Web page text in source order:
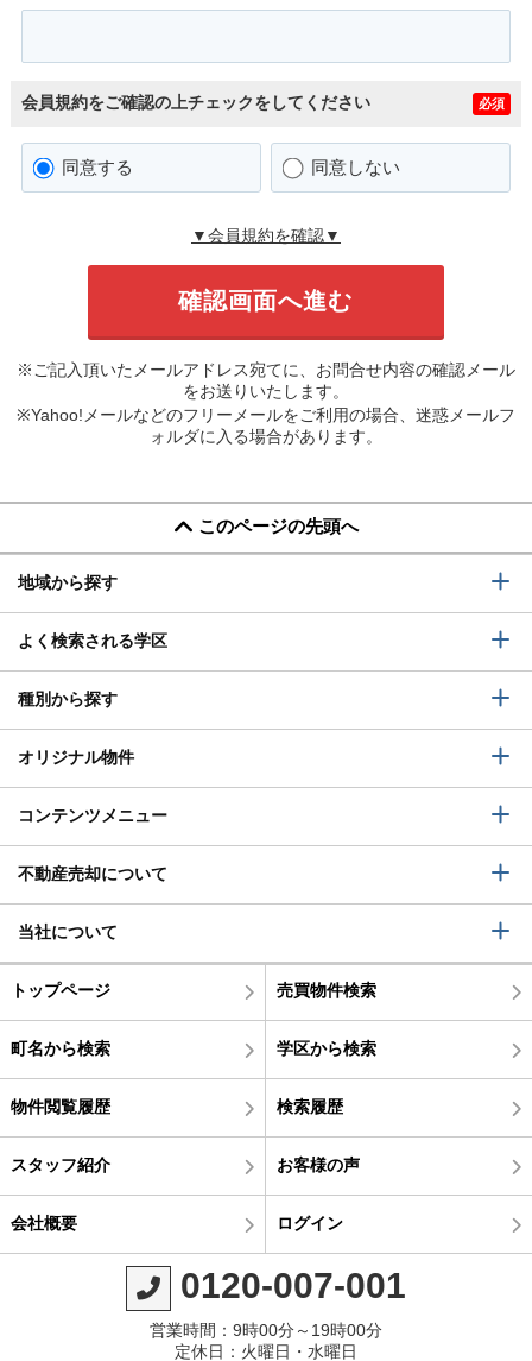
会員規約をご確認の上チェックをしてください 必須
同意する 同意しない
▼会員規約を確認▼
※ご記入頂いたメールアドレス宛てに、お問合せ内容の確認メール
をお送りいたします。
※Yahoo!メールなどのフリーメールをご利用の場合、迷惑メールフ
ォルダに入る場合があります。
このページの先頭へ
地域から探す
よく検索される学区
種別から探す
オリジナル物件
コンテンツメニュー
不動産売却について
当社について
トップページ 売買物件検索
町名から検索 学区から検索
物件閲覧履歴 検索履歴
スタッフ紹介 お客様の声
会社概要 ログイン
0120-007-001
営業時間：9時00分～19時00分
定休日：火曜日・水曜日